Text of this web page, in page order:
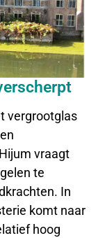
vergrootglas
vraagt
te
In
komt naar
hoog